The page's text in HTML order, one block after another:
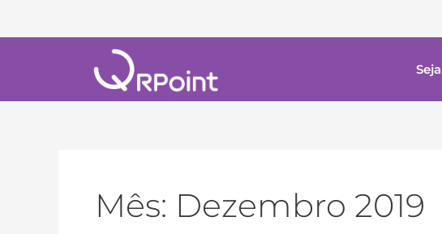
Mês: Dezembro 2019